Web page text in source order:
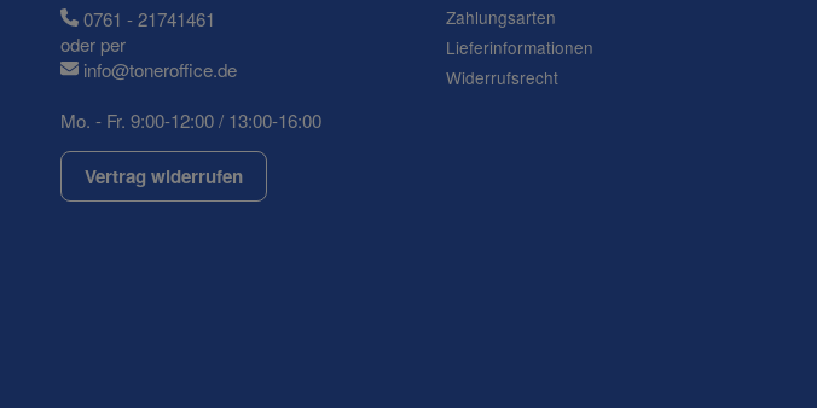
0761 - 21741461
oder per
info@toneroffice.de
Mo. - Fr. 9:00-12:00 / 13:00-16:00
Vertrag widerrufen
Zahlungsarten
Lieferinformationen
Widerrufsrecht